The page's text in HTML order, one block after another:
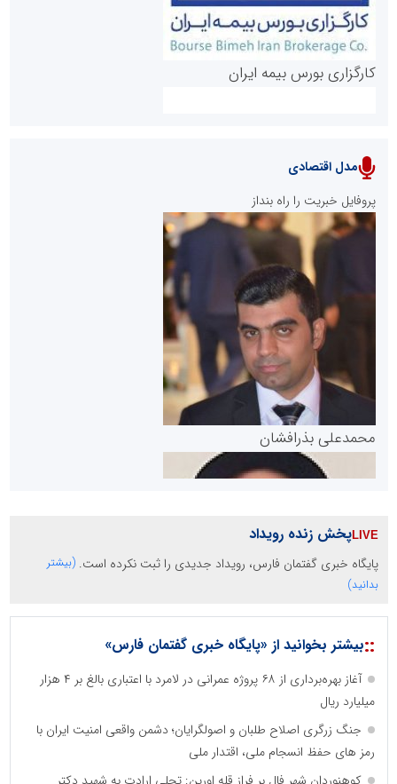
پایگاه خبری نهضت ملی مسکن
پایگاه خبری گفتمان یزد
دانشگاه سئوی ایران
کارگزاری بورس بیمه ایران
سازمان بورس و اوراق بهادار
مرجع اخبار موثق در بازارسرمایه
سازمان صنعت،معدن و تجارت
مدل اقتصادی
پروفایل خبریت را راه بنداز
محمدعلی بذرافشان
مریم حاج نوروز نظری
پخش زنده رویداد
پایگاه خبری گفتمان فارس، رویداد جدیدی را ثبت نکرده است. (بیشتر
بدانید)
::بیشتر بخوانید از «پایگاه خبری گفتمان فارس»
آغاز بهره‌برداری از ۶۸ پروژه عمرانی در لامرد با اعتباری بالغ بر ۴ هزار
میلیارد ریال
جنگ زرگری اصلاح طلبان و اصولگرایان؛ دشمن واقعی امنیت ایران با
رمز های حفظ انسجام ملی، اقتدار ملی
کوهنوردان شهر فال بر فراز قله اورین: تجلی ارادت به شهید دکتر